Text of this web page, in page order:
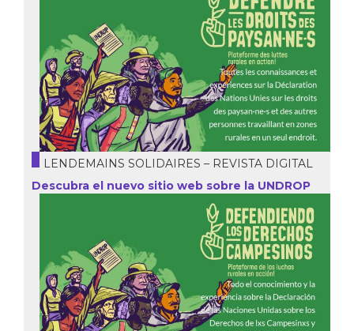
LENDEMAINS SOLIDAIRES – REVISTA DIGITAL
Descubra el nuevo sitio web sobre la UNDROP